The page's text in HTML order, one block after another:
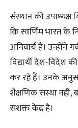
संस्थान की
कि स्वर्णिम भारत के
अनिवार्य है। उन्होंने
विद्यार्थी देश-विदेश
कर रहे हैं। उनके
शैक्षणिक संस्था नहीं,
सशक्त केंद्र है।